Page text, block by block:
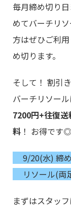
毎月締め切り
めてバーチリ
方はぜひご利
め切ります。
そして！ 割引
バーチリソー
7200円+往復送
料 ！ お得です◎
9/20(水) 締
リソール(
まずはスタッ